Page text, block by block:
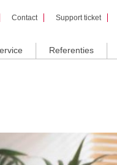
Contact Support ticket
Referenties